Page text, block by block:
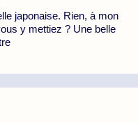
japonaise. Rien, à mon
y mettiez ? Une belle